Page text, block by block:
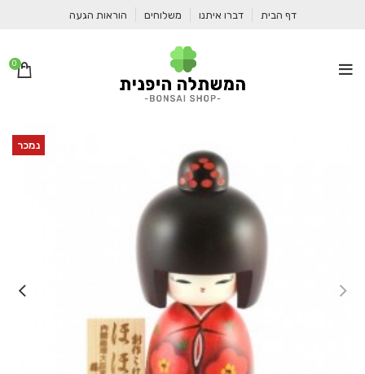
דף הבית דברו איתנו משלוחים הוראות הגעה
0
נמכר